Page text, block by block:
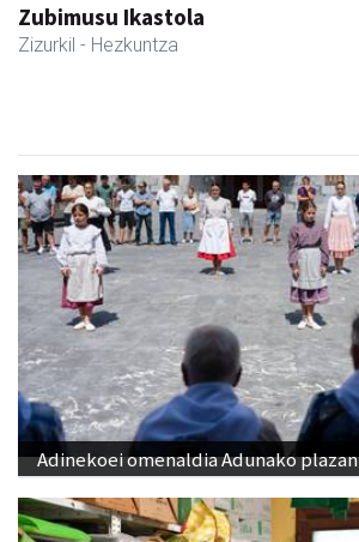
Zubimusu Ikastola
Zizurkil - Hezkuntza
Adinekoei omenaldia Adunako plazan